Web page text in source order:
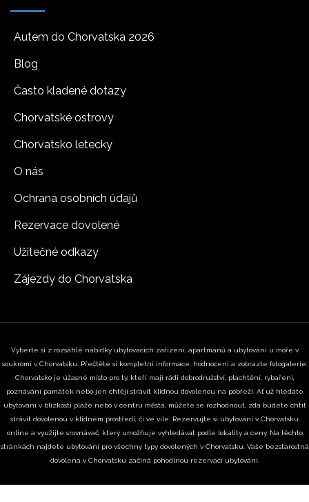
Autem do Chorvatska 2026
Blog
Často kladené dotazy
Chorvatské ostrovy
Chorvatsko letecky
O nás
Ochrana osobních údajů
Rezervace dovolené
Užitečné odkazy
Zájezdy do Chorvatska
Vyberte si z rozsáhlé nabídky ubytovacích zařízení, apartmánů a ubytování u moře v
soukromí v Chorvatsku. Přečtěte si kompletní informace, hodnocení a zobrazte fotogalerie.
Chorvatsko je úžasné místo pro ty, kteří mají rádi dobrodružství, plachtění, rybaření,
poznávání památek nebo jen chtějí strávit klidnou dovolenou na pobřeží. Ať už hledáte
ubytování v blízkosti pláže nebo v centru města, můžete se rozhodnout, zda budete chtít
strávit dovolenou v klidném prostředí, či ve vile. Rezervujte si ubytování v Chorvatsku
online a využijte srovnávač, který umožňuje vyhledávat podle lokality a ceny. Na těchto
stránkách najdete ubytování pro všechny typy dovolených v Chorvatsku. Vaše bezstarostná
dovolená v Chorvatsku začíná pohodlnou rezervací ubytování.